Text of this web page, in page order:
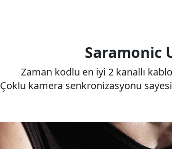
Saramonic
Zaman kodlu en iyi 2 kanallı
Çoklu kamera senkronizasyonu